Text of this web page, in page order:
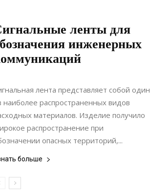
ленты для
инженерных
29.12.2020
лента представляет собой один
наиболее распространенных видов
материалов. Изделие получило
распространение при
опасных территорий,...
больше